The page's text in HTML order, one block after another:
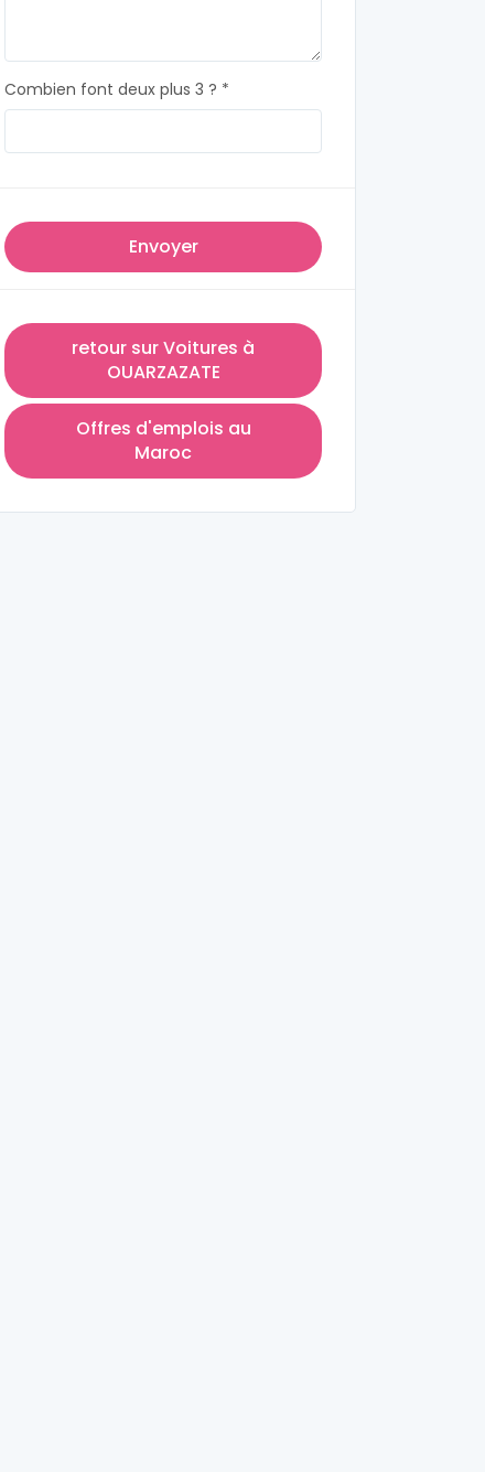
Combien font deux plus 3 ? *
Envoyer
retour sur Voitures à
OUARZAZATE
Offres d'emplois au
Maroc